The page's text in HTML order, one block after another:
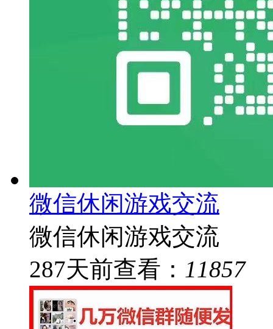
微信休闲游戏交流
微信休闲游戏交流
287天前查看： 11857